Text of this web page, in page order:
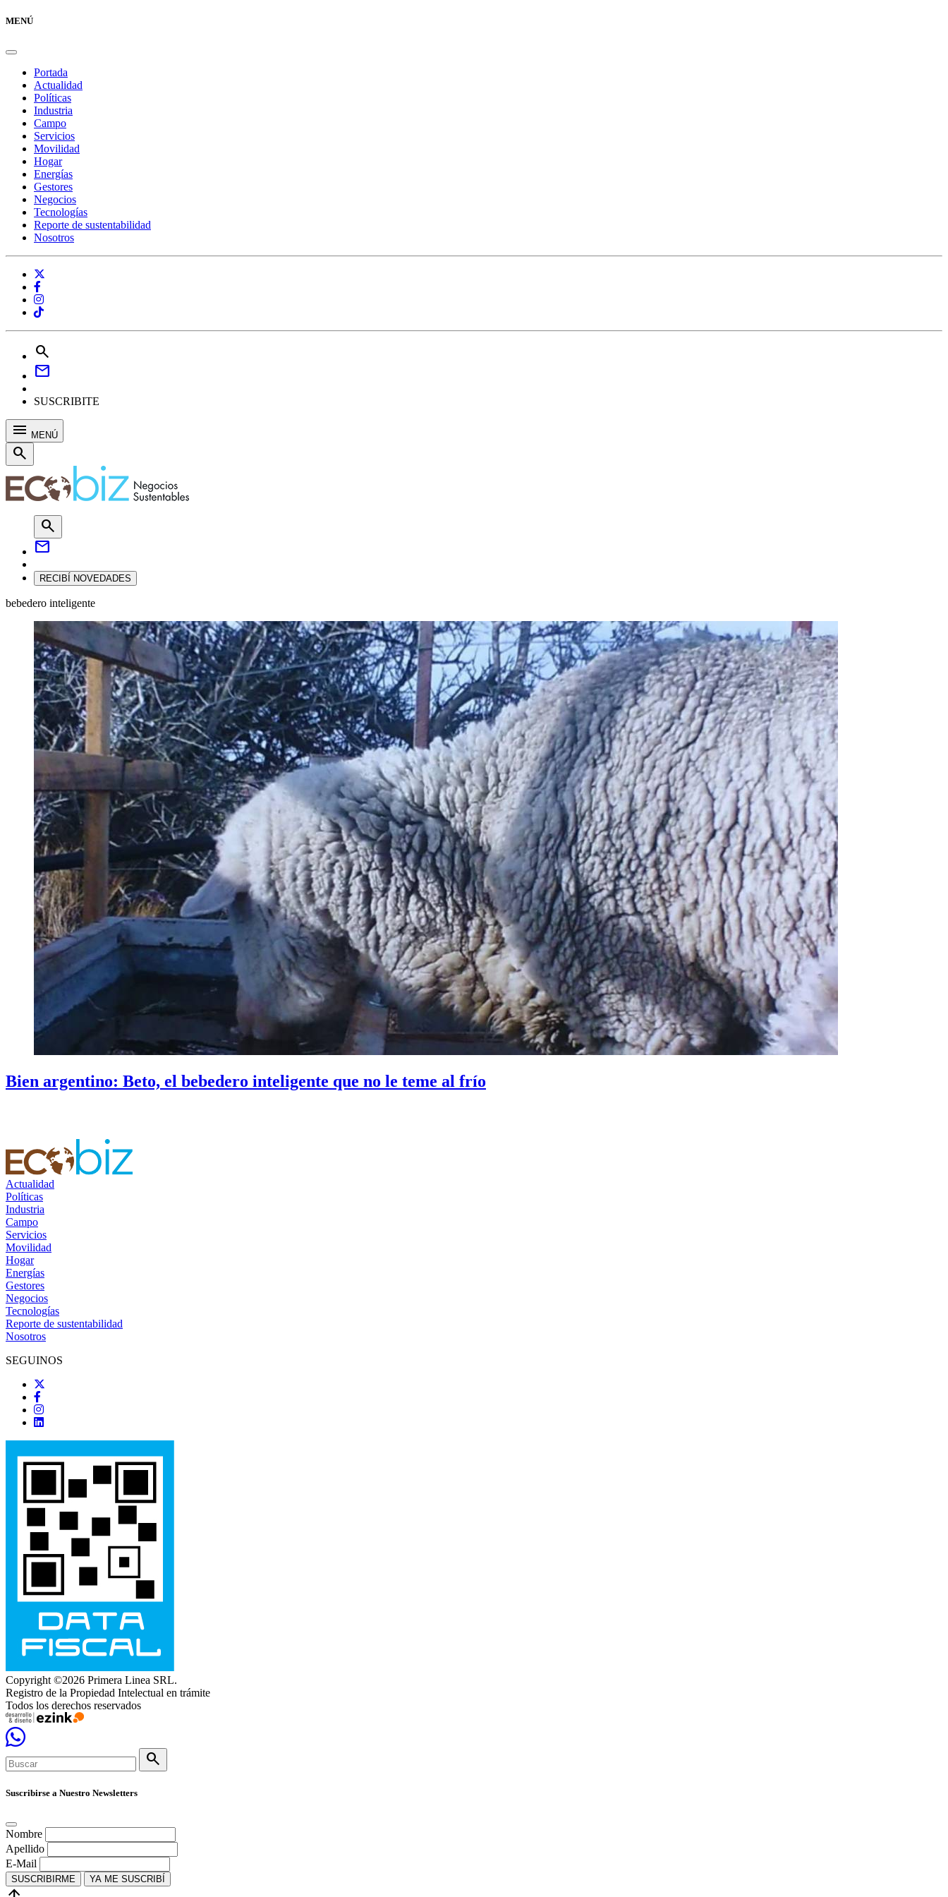
MENÚ
Portada
Actualidad
Políticas
Industria
Campo
Servicios
Movilidad
Hogar
Energías
Gestores
Negocios
Tecnologías
Reporte de sustentabilidad
Nosotros
search
mail
SUSCRIBITE
menu MENÚ
search
search
mail
RECIBÍ NOVEDADES
bebedero inteligente
Bien argentino: Beto, el bebedero inteligente que no le teme al frío
Actualidad
Políticas
Industria
Campo
Servicios
Movilidad
Hogar
Energías
Gestores
Negocios
Tecnologías
Reporte de sustentabilidad
Nosotros
SEGUINOS
Copyright ©2026 Primera Linea SRL.
Registro de la Propiedad Intelectual en trámite
Todos los derechos reservados
search
Suscribirse a Nuestro Newsletters
Nombre
Apellido
E-Mail
SUSCRIBIRME YA ME SUSCRIBÍ